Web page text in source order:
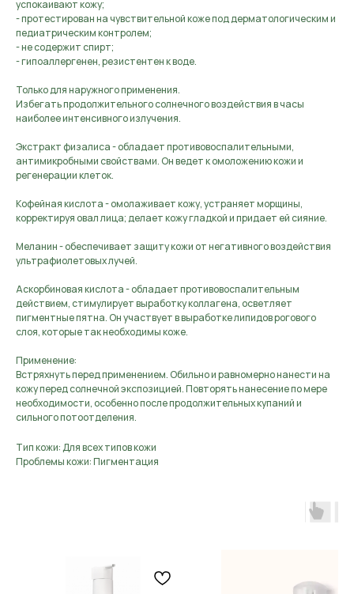
успокаивают кожу;
- протестирован на чувствительной коже под дерматологическим и
педиатрическим контролем;
- не содержит спирт;
- гипоаллергенен, резистентен к воде.
Только для наружного применения.
Избегать продолжительного солнечного воздействия в часы
наиболее интенсивного излучения.
Экстракт физалиса - обладает противовоспалительными,
антимикробными свойствами. Он ведет к омоложению кожи и
регенерации клеток.
Кофейная кислота - омолаживает кожу, устраняет морщины,
корректируя овал лица; делает кожу гладкой и придает ей сияние.
Меланин - обеспечивает защиту кожи от негативного воздействия
ультрафиолетовых лучей.
Аскорбиновая кислота - обладает противовоспалительным
действием, стимулирует выработку коллагена, осветляет
пигментные пятна. Он участвует в выработке липидов рогового
слоя, которые так необходимы коже.
Применение:
Встряхнуть перед применением. Обильно и равномерно нанести на
кожу перед солнечной экспозицией. Повторять нанесение по мере
необходимости, особенно после продолжительных купаний и
сильного потоотделения.
Тип кожи: Для всех типов кожи
Проблемы кожи: Пигментация